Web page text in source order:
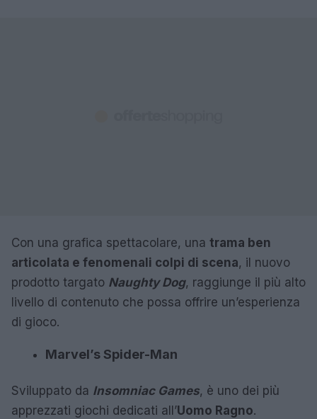
Con una grafica spettacolare, una trama ben
articolata e fenomenali colpi di scena, il nuovo
prodotto targato Naughty Dog, raggiunge il più alto
livello di contenuto che possa offrire un’esperienza
di gioco.
Marvel’s Spider-Man
Sviluppato da Insomniac Games, è uno dei più
apprezzati giochi dedicati all’Uomo Ragno.